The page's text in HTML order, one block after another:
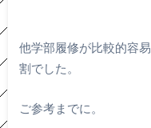
他学部履修が比較的容
割でした。
ご参考までに。